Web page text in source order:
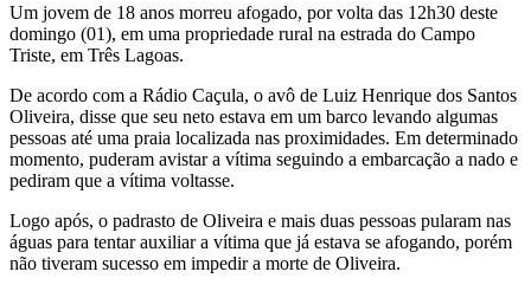
Um jovem de 18 anos morreu afogado, por volta das 12h30 deste
domingo (01), em uma propriedade rural na estrada do Campo
Triste, em Três Lagoas.
De acordo com a Rádio Caçula, o avô de Luiz Henrique dos Santos
Oliveira, disse que seu neto estava em um barco levando algumas
pessoas até uma praia localizada nas proximidades. Em determinado
momento, puderam avistar a vítima seguindo a embarcação a nado e
pediram que a vítima voltasse.
Logo após, o padrasto de Oliveira e mais duas pessoas pularam nas
águas para tentar auxiliar a vítima que já estava se afogando, porém
não tiveram sucesso em impedir a morte de Oliveira.